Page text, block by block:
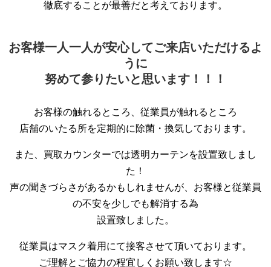
徹底することが最善だと考えております。
お客様一人一人が安心してご来店いただけるよ
うに
努めて参りたいと思います！！！
お客様の触れるところ、従業員が触れるところ
店舗のいたる所を定期的に除菌・換気しております。
また、買取カウンターでは透明カーテンを設置致しまし
た！
声の聞きづらさがあるかもしれませんが、お客様と従業員
の不安を少しでも解消する為
設置致しました。
従業員はマスク着用にて接客させて頂いております。
ご理解とご協力の程宜しくお願い致します☆